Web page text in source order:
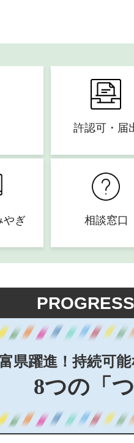
許認可・届
やぎ 相談窓口
県躍進！持続可
8つの「つ